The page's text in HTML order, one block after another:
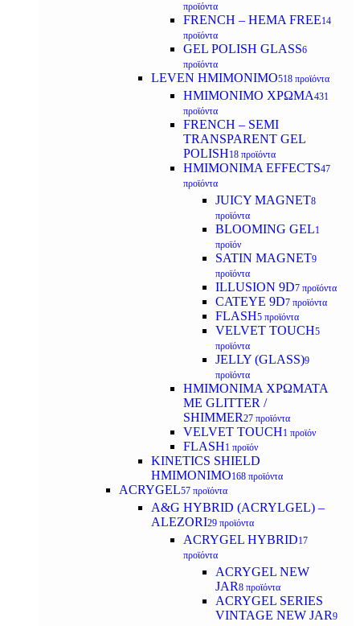
προϊόντα
FRENCH – HEMA FREE14
προϊόντα
GEL POLISH GLASS6
προϊόντα
LEVEN ΗΜΙΜΟΝΙΜΟ518 προϊόντα
ΗΜΙΜΟΝΙΜΟ ΧΡΩΜΑ431
προϊόντα
FRENCH – SEMI
TRANSPARENT GEL
POLISH18 προϊόντα
HMIMONIMA EFFECTS47
προϊόντα
JUICY MAGNET8
προϊόντα
BLOOMING GEL1
προϊόν
SATIN MAGNET9
προϊόντα
ILLUSION 9D7 προϊόντα
CATEYE 9D7 προϊόντα
FLASH5 προϊόντα
VELVET TOUCH5
προϊόντα
JELLY (GLASS)9
προϊόντα
ΗΜΙΜΟΝΙΜA ΧΡΩΜΑΤΑ
ΜΕ GLITTER /
SHIMMER27 προϊόντα
VELVET TOUCH1 προϊόν
FLASH1 προϊόν
KINETICS SHIELD
ΗΜΙΜΟΝΙΜΟ168 προϊόντα
ACRYGEL57 προϊόντα
A&G HYBRID (ACRYLGEL) –
ALEZORI29 προϊόντα
ACRYGEL HYBRID17
προϊόντα
ACRYGEL NEW
JAR8 προϊόντα
ACRYGEL SERIES
VINTAGE NEW JAR9